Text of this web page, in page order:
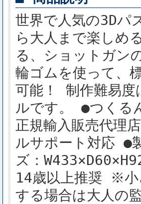
世界で人気の3Dパ
ら大人まで楽しめ
る、ショットガン
輪ゴムを使って、
可能！ 制作難易度
ルです。 ●つくる
正規輸入販売代理
ルサポート対応 ●
ズ：
14歳以上推奨 ※小
する場合は大人の